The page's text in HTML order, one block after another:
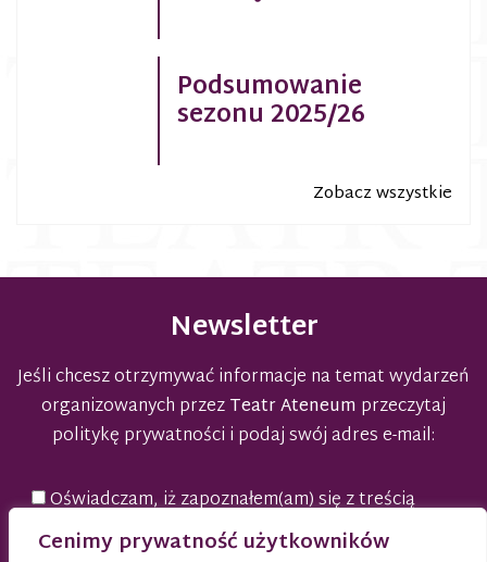
Cenimy prywatność użytkowników
Podsumowanie
sezonu 2025/26
Zobacz wszystkie
Newsletter
Jeśli chcesz otrzymywać informacje na temat wydarzeń
organizowanych przezTeatr Ateneum przeczytaj
politykę prywatności i podaj swój adres e-mail:
Oświadczam, iż zapoznałem(am) się z treścią
polityki prywatności